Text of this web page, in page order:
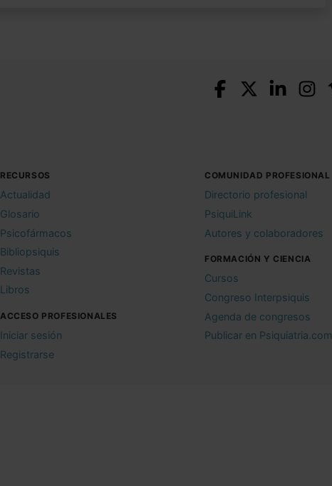
RECURSOS
Actualidad
Glosario
Psicofármacos
Bibliopsiquis
Revistas
Libros
ACCESO PROFESIONALES
Iniciar sesión
Registrarse
COMUNIDAD PROFESIONAL
Directorio profesional
PsiquiLink
Autores y colaboradores
FORMACIÓN Y CIENCIA
Cursos
Congreso Interpsiquis
Agenda de congresos
Publicar en Psiquiatria.com